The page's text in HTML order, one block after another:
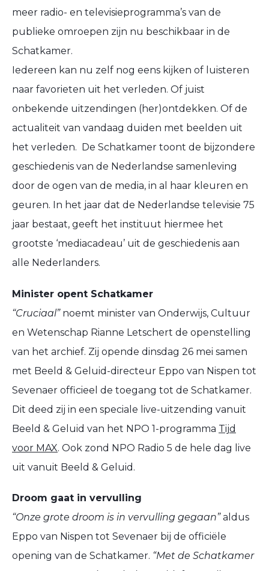
meer radio- en televisieprogramma’s van de
publieke omroepen zijn nu beschikbaar in de
Schatkamer.
Iedereen kan nu zelf nog eens kijken of luisteren
naar favorieten uit het verleden. Of juist
onbekende uitzendingen (her)ontdekken. Of de
actualiteit van vandaag duiden met beelden uit
het verleden. De Schatkamer toont de bijzondere
geschiedenis van de Nederlandse samenleving
door de ogen van de media, in al haar kleuren en
geuren. In het jaar dat de Nederlandse televisie 75
jaar bestaat, geeft het instituut hiermee het
grootste ‘mediacadeau’ uit de geschiedenis aan
alle Nederlanders.
Minister opent Schatkamer
“Cruciaal”noemt minister van Onderwijs, Cultuur
en Wetenschap Rianne Letschert de openstelling
van het archief. Zij opende dinsdag 26 mei samen
met Beeld & Geluid-directeur Eppo van Nispen tot
Sevenaer officieel de toegang tot de Schatkamer.
Dit deed zij in een speciale live-uitzending vanuit
Beeld & Geluid van het NPO 1-programma Tijd
voor MAX. Ook zond NPO Radio 5 de hele dag live
uit vanuit Beeld & Geluid.
Droom gaat in vervulling
“Onze grote droom is in vervulling gegaan”aldus
Eppo van Nispen tot Sevenaer bij de officiële
opening van de Schatkamer. “Met de Schatkamer